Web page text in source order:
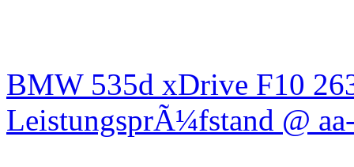
BMW 535d xDrive F10
LeistungsprÃ¼fstand @